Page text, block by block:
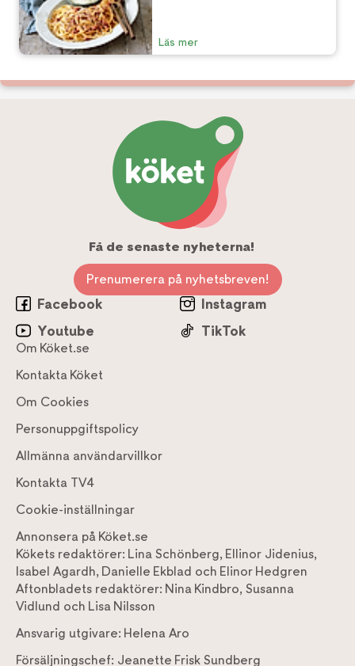
Läs mer
Få de senaste nyheterna!
Prenumerera på nyhetsbreven!
Facebook
Instagram
Youtube
TikTok
Om Köket.se
Kontakta Köket
Om Cookies
Personuppgiftspolicy
Allmänna användarvillkor
Kontakta TV4
Cookie-inställningar
Annonsera på Köket.se
Kökets redaktörer: Lina Schönberg, Ellinor Jidenius,
Isabel Agardh, Danielle Ekblad och Elinor Hedgren
Aftonbladets redaktörer: Nina Kindbro, Susanna
Vidlund och Lisa Nilsson
Ansvarig utgivare: Helena Aro
Försäljningschef: Jeanette Frisk Sundberg